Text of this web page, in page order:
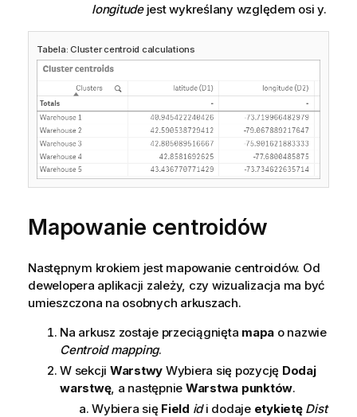
longitudejest wykreślany względem osi y.
Tabela: Cluster centroid calculations
Mapowanie centroidów
Następnym krokiem jest mapowanie centroidów. Od
dewelopera aplikacji zależy, czy wizualizacja ma być
umieszczona na osobnych arkuszach.
Na arkusz zostaje przeciągnięta mapa o nazwie
Centroid mapping.
W sekcji Warstwy Wybiera się pozycję Dodaj
warstwę, a następnie Warstwa punktów.
Wybiera się Field idi dodaje etykietę Dist